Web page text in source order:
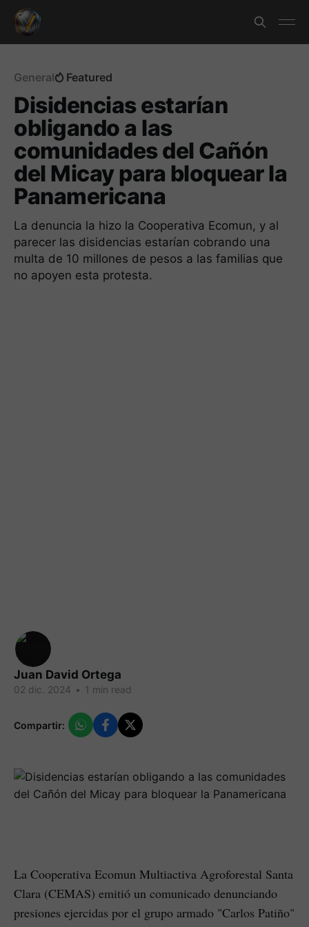
General Featured
Disidencias estarían
obligando a las
comunidades del Cañón
del Micay para bloquear la
Panamericana
La denuncia la hizo la Cooperativa Ecomun, y al
parecer las disidencias estarían cobrando una
multa de 10 millones de pesos a las familias que
no apoyen esta protesta.
Juan David Ortega
02 dic. 2024 • 1 min read
Compartir:
La Cooperativa Ecomun Multiactiva Agroforestal Santa
Clara (CEMAS) emitió un comunicado denunciando
presiones ejercidas por el grupo armado "Carlos Patiño"